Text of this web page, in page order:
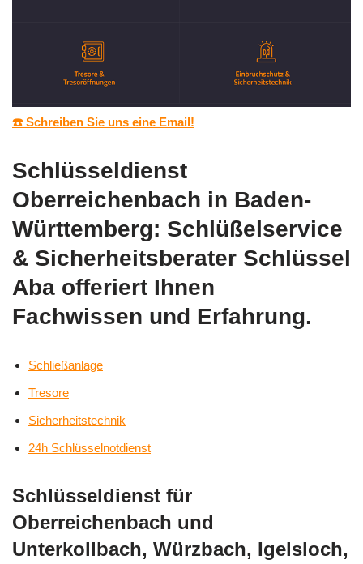
☎️ Schreiben Sie uns eine Email!
Schlüsseldienst
Oberreichenbach in Baden-
Württemberg: Schlüßelservice
& Sicherheitsberater Schlüssel
Aba offeriert Ihnen
Fachwissen und Erfahrung.
Schließanlage
Tresore
Sicherheitstechnik
24h Schlüsselnotdienst
Schlüsseldienst für
Oberreichenbach und
Unterkollbach, Würzbach, Igelsloch,